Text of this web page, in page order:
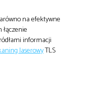
na efektywne
informacji
laserowyTLS